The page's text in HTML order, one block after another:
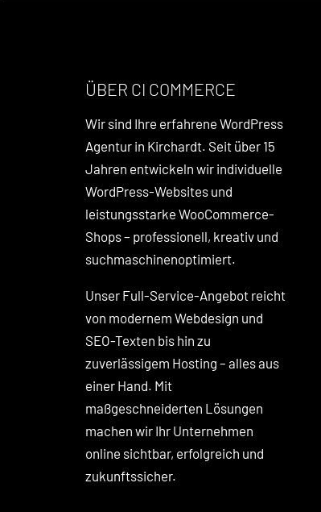
ÜBER CI COMMERCE
Wir sind Ihre erfahrene WordPress
Agentur in Kirchardt. Seit über 15
Jahren entwickeln wir individuelle
WordPress-Websites und
leistungsstarke WooCommerce-
Shops – professionell, kreativ und
suchmaschinenoptimiert.
Unser Full-Service-Angebot reicht
von modernem Webdesign und
SEO-Texten bis hin zu
zuverlässigem Hosting – alles aus
einer Hand. Mit
maßgeschneiderten Lösungen
machen wir Ihr Unternehmen
online sichtbar, erfolgreich und
zukunftssicher.